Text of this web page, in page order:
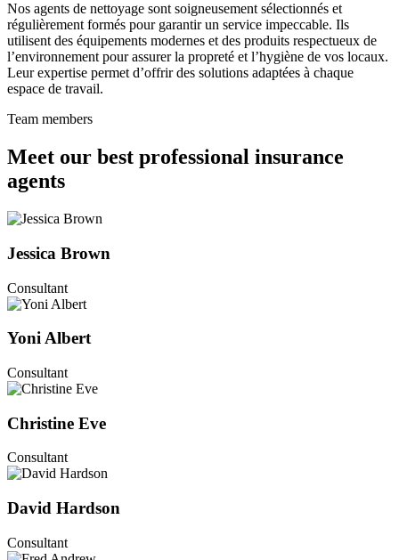
Nos agents de nettoyage sont soigneusement sélectionnés et
régulièrement formés pour garantir un service impeccable. Ils
utilisent des équipements modernes et des produits respectueux de
l’environnement pour assurer la propreté et l’hygiène de vos locaux.
Leur expertise permet d’offrir des solutions adaptées à chaque
espace de travail.
Team members
Meet our best professional insurance
agents
Jessica Brown
Consultant
Yoni Albert
Consultant
Christine Eve
Consultant
David Hardson
Consultant